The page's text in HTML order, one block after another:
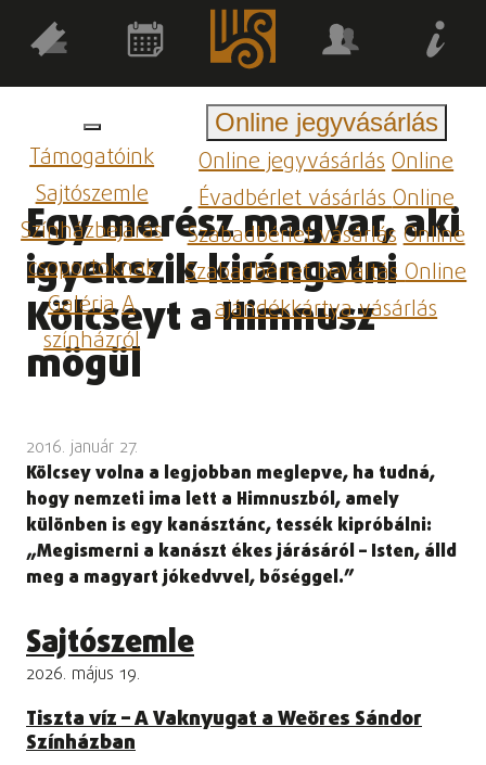
Támogatóink
Sajtószemle
Színházbejárás
csoportoknak
GalériaA
színházról
Online jegyvásárlás
Online jegyvásárlásOnline
Évadbérlet vásárlásOnline
Szabadbérlet vásárlásOnline
Szabadbérlet beváltásOnline
ajándékkártya vásárlás
Egy merész magyar, aki
igyekszik kirángatni
Kölcseyt a Himnusz
mögül
2016. január 27.
Kölcsey volna a legjobban meglepve, ha tudná,
hogy nemzeti ima lett a Himnuszból, amely
különben is egy kanásztánc, tessék kipróbálni:
„Megismerni a kanászt ékes járásáról – Isten, álld
meg a magyart jókedvvel, bőséggel.”
Sajtószemle
2026. május 19.
Tiszta víz – A Vaknyugat a Weöres Sándor
Színházban